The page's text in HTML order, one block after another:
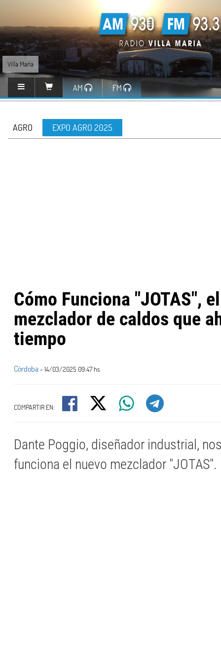
Villa María
AM FM
AGRO EXPO AGRO 2025
Cómo Funciona "JOTAS",
mezclador de caldos que
tiempo
Córdoba - 14/03/2025 09:47 hs
COMPARTIR EN:
Dante Poggio, diseñador industrial,
funciona el nuevo mezclador "JOTAS".